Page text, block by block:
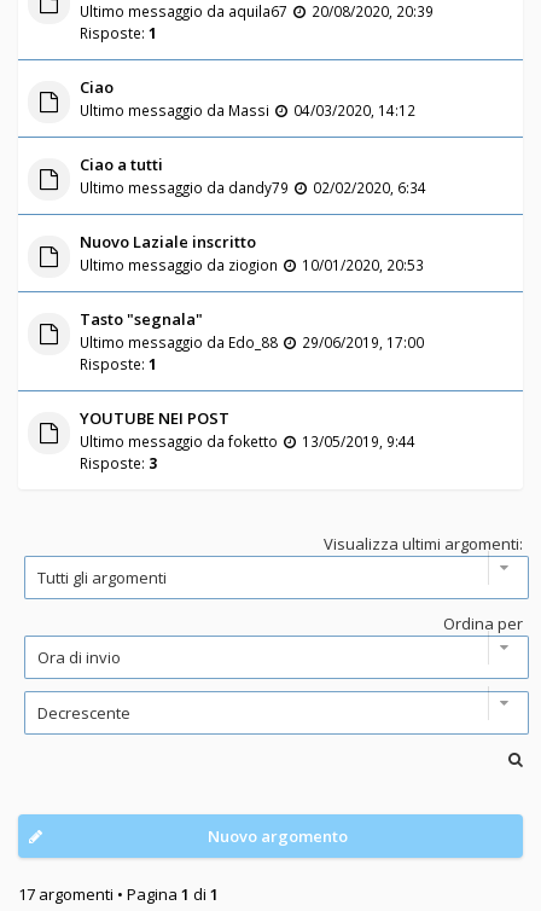
Ultimo messaggio da aquila67
20/08/2020, 20:39
Risposte: 1
Ciao
Ultimo messaggio da Massi 04/03/2020, 14:12
Ciao a tutti
Ultimo messaggio da dandy79 02/02/2020, 6:34
Nuovo Laziale inscritto
Ultimo messaggio da ziogion 10/01/2020, 20:53
Tasto "segnala"
Ultimo messaggio da Edo_88
29/06/2019, 17:00
Risposte: 1
YOUTUBE NEI POST
Ultimo messaggio da foketto
13/05/2019, 9:44
Risposte: 3
Visualizza ultimi argomenti:
Ordina per
Nuovo argomento
17 argomenti • Pagina 1 di 1